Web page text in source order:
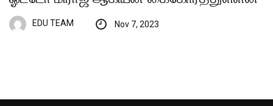
EDU TEAM Nov 7, 2023